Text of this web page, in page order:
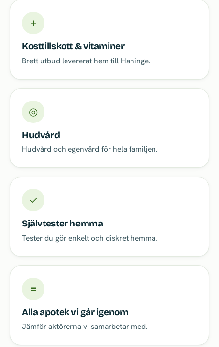
＋
Kosttillskott & vitaminer
Brett utbud levererat hem till Haninge.
◎
Hudvård
Hudvård och egenvård för hela familjen.
✓
Självtester hemma
Tester du gör enkelt och diskret hemma.
≡
Alla apotek vi går igenom
Jämför aktörerna vi samarbetar med.